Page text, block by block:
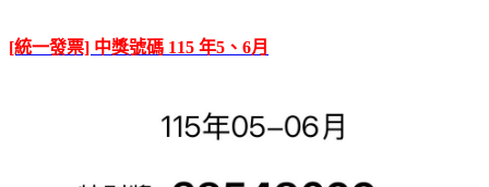
[統一發票] 中獎號碼 115 年5、6月